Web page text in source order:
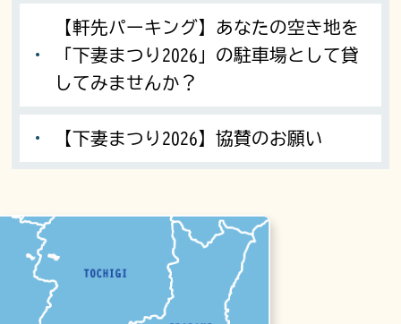
【軒先パーキング】あなたの空き地を
「下妻まつり2026」の駐車場として貸
してみませんか？
【下妻まつり2026】協賛のお願い